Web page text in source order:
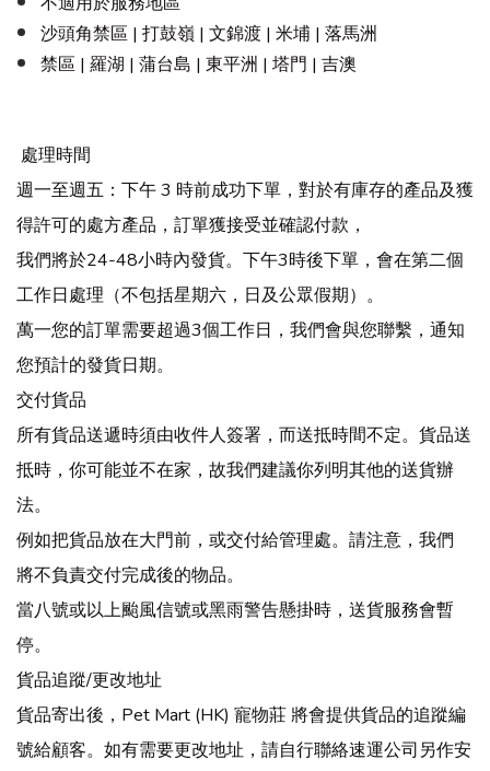
沙頭角禁區 | 打鼓嶺 | 文錦渡 | 米埔 | 落馬洲
禁區 | 羅湖 | 蒲台島 | 東平洲 | 塔門 | 吉澳
處理時間
週一至週五：下午 3 時前成功下單，對於有庫存的產品及獲
得許可的處方產品，訂單獲接受並確認付款，
我們將於24-48小時內發貨。下午3時後下單，會在第二個
工作日處理（不包括星期六，日及公眾假期）。
萬一您的訂單需要超過3個工作日，我們會與您聯繫，通知
您預計的發貨日期。
交付貨品
所有貨品送遞時須由收件人簽署，而送抵時間不定。貨品送
抵時，你可能並不在家，故我們建議你列明其他的送貨辦
法。
例如把貨品放在大門前，或交付給管理處。請注意，我們
將不負責交付完成後的物品。
當八號或以上颱風信號或黑雨警告懸掛時，送貨服務會暫
停。
貨品追蹤/更改地址
貨品寄出後， Pet Mart (HK) 寵物莊將會提供貨品的追蹤編
號給顧客。 如有需要更改地址，請自行聯絡速運公司另作安